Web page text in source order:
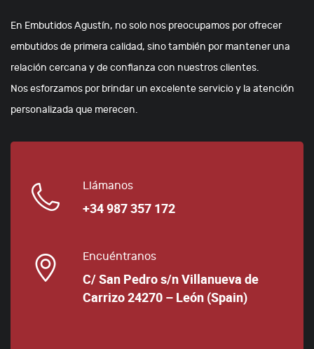
En Embutidos Agustín, no solo nos preocupamos por ofrecer
embutidos de primera calidad, sino también por mantener una
relación cercana y de confianza con nuestros clientes.
Nos esforzamos por brindar un excelente servicio y la atención
personalizada que merecen.
Llámanos
+34 987 357 172
Encuéntranos
C/ San Pedro s/n Villanueva de
Carrizo 24270 – León (Spain)